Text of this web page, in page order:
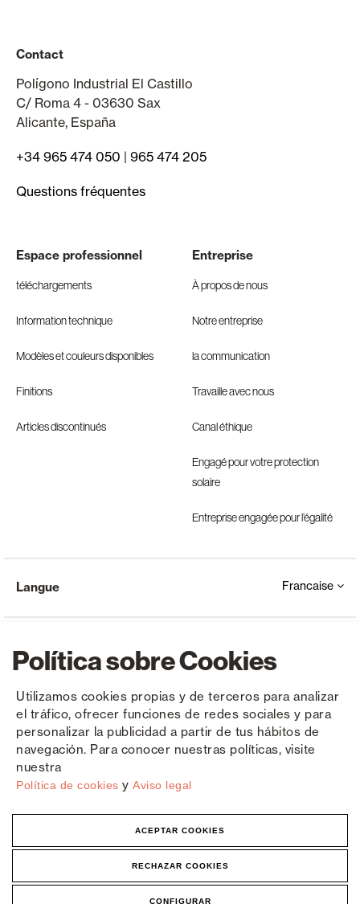
Política sobre Cookies
Utilizamos cookies propias y de terceros para analizar
el tráfico, ofrecer funciones de redes sociales y para
personalizar la publicidad a partir de tus hábitos de
navegación. Para conocer nuestras políticas, visite
nuestra
Política de cookies y Aviso legal
ACEPTAR COOKIES
RECHAZAR COOKIES
CONFIGURAR
Contact
Polígono Industrial El Castillo
C/ Roma 4 - 03630 Sax
Alicante, España
+34 965 474 050 | 965 474 205
Questions fréquentes
Espace professionnel
téléchargements
Information technique
Modèles et couleurs disponibles
Finitions
Articles discontinués
Entreprise
À propos de nous
Notre entreprise
la communication
Travaille avec nous
Canal éthique
Engagé pour votre protection
solaire
Entreprise engagée pour l’égalité
Copyright © Saxun 2023 - 2026 Politique de confidentialité Avis juridique Cookies
Langue Francaise